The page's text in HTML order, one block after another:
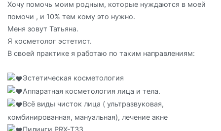
Хочу помочь моим родным, которые нуждаются в моей
помочи , и 10% тем кому это нужно.
Меня зовут Татьяна.
Я косметолог эстетист.
В своей практике я работаю по таким направлениям:
Эстетическая косметология
Аппаратная косметология лица и тела.
Всё виды чисток лица ( ультразвуковая,
комбинированная, мануальная), лечение акне
Пилинги PRX-T33